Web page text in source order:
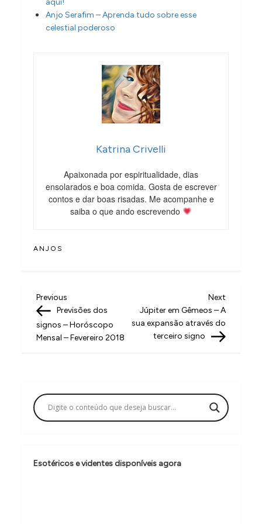
Anjo Serafim – Aprenda tudo sobre esse
celestial poderoso
Katrina Crivelli
Apaixonada por espiritualidade, dias
ensolarados e boa comida. Gosta de escrever
contos e dar boas risadas. Me acompanhe e
saiba o que ando escrevendo
ANJOS
N
a
v
a
ç
o
d
Previous
Post
Previous
Previsões dos
signos – Horóscopo
Mensal – Fevereiro 2018
Next
Post
Next
Júpiter em Gêmeos – A
sua expansão através do
terceiro signo
Esotéricos e videntes disponíveis agora